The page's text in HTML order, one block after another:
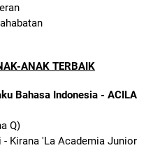
ANAK TERBAIK
Bahasa Indonesia - ACILA
Q)
Kirana 'La Academia Junior